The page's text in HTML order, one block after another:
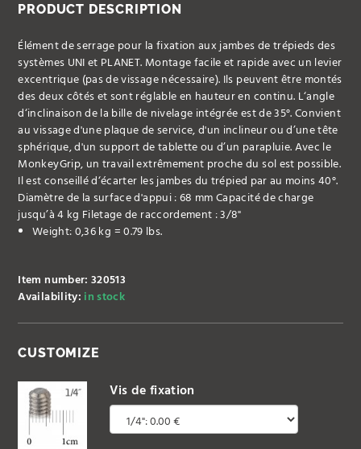
PRODUCT DESCRIPTION
Élément de serrage pour la fixation aux jambes de trépieds des
systèmes UNI et PLANET. Montage facile et rapide avec un levier
excentrique (pas de vissage nécessaire). Ils peuvent être montés
des deux côtés et sont réglable en hauteur en continu. L‘angle
d‘inclinaison de la bille de nivelage intégrée est de 35°. Convient
au vissage d'une plaque de service, d'un inclineur ou d’une tête
sphérique, d'un support de tablette ou d’un parapluie. Avec le
MonkeyGrip, un travail extrêmement proche du sol est possible.
Il est conseillé d‘écarter les jambes du trépied par au moins 40°.
Diamètre de la surface d'appui : 68 mm Capacité de charge
jusqu’à 4 kg Filetage de raccordement : 3/8"
Weight: 0,36 kg = 0.79 lbs.
Item number: 320513
Availability: in stock
CUSTOMIZE
Vis de fixation